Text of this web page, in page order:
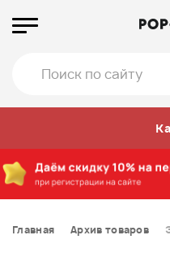
Главная Архив товаров